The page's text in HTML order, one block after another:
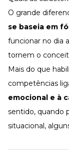
O grande
se baseia em
funcionar no dia
tornem o
Mais do que
competências
emocional e à
sentido, quando
situacional,